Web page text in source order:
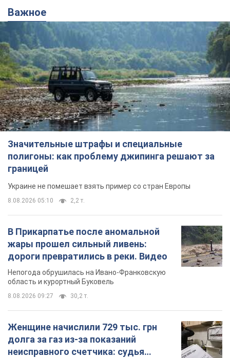
Важное
Значительные штрафы и специальные
полигоны: как проблему джипинга решают за
границей
Украине не помешает взять пример со стран Европы
8.08.2026 05:10 2,2 т.
В Прикарпатье после аномальной
жары прошел сильный ливень:
дороги превратились в реки. Видео
Непогода обрушилась на Ивано-Франковскую
область и курортный Буковель
8.08.2026 09:27 30,2 т.
Женщине начислили 729 тыс. грн
долга за газ из-за показаний
неисправного счетчика: судья